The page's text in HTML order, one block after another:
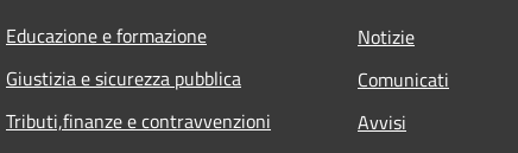
Educazione e formazione
Giustizia e sicurezza pubblica
Tributi,finanze e contravvenzioni
Notizie
Comunicati
Avvisi